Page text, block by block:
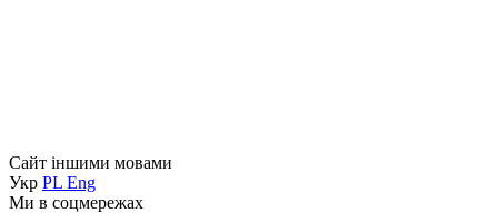
Сайт іншими мовами
Укр PL Eng
Ми в соцмережах